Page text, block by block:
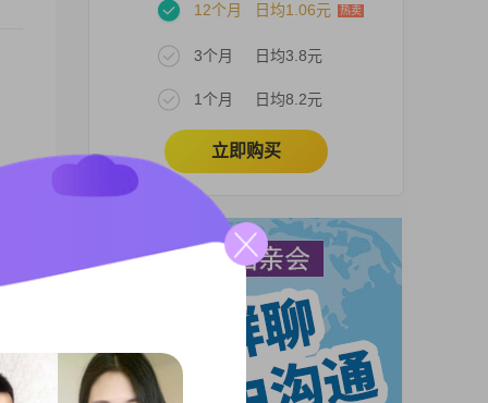
12个月 日均1.06元
3个月 日均3.8元
1个月 日均8.2元
立即购买